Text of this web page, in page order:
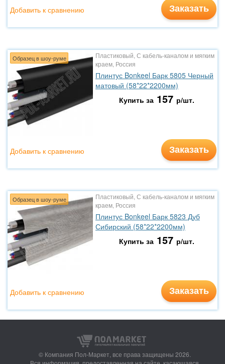
Заказать
Добавить к сравнению
Образец в шоу-руме
Пластиковый, С кабель-каналом и мягким
краем, Россия
Плинтус Bonkeel Барк 5805 Черный
матовый (58*22*2200мм)
Купить за 157 р/шт.
Заказать
Добавить к сравнению
Образец в шоу-руме
Пластиковый, С кабель-каналом и мягким
краем, Россия
Плинтус Bonkeel Барк 5823 Дуб
Сибирский (58*22*2200мм)
Купить за 157 р/шт.
Заказать
Добавить к сравнению
© Компания Пол-Маркет, все права защищены 2026.